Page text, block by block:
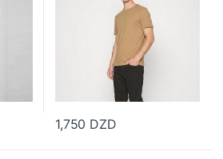
variations. Les options peuvent être
1,750 DZD
Ce produit a plusieurs